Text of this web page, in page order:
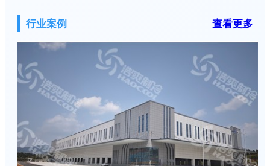
行业案例 查看更多